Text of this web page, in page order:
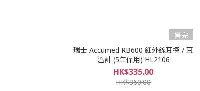
售完
瑞士 Accumed RB600 紅外線耳探 / 耳
溫計 (5年保用) HL2106
HK$335.00
HK$360.00